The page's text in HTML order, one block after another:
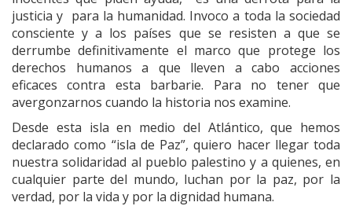
justicia y para la humanidad. Invoco a toda la sociedad
consciente y a los países que se resisten a que se
derrumbe definitivamente el marco que protege los
derechos humanos a que lleven a cabo acciones
eficaces contra esta barbarie. Para no tener que
avergonzarnos cuando la historia nos examine.
Desde esta isla en medio del Atlántico, que hemos
declarado como “isla de Paz”, quiero hacer llegar toda
nuestra solidaridad al pueblo palestino y a quienes, en
cualquier parte del mundo, luchan por la paz, por la
verdad, por la vida y por la dignidad humana.